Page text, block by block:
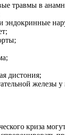
травмы в
эндокринные
дистония;
железы
криза